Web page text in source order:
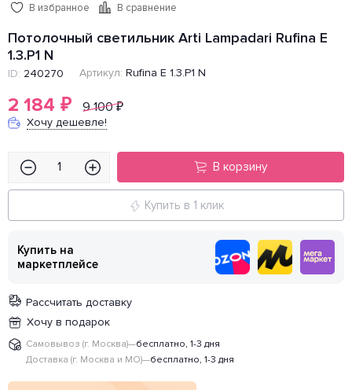
В избранное В сравнение
Потолочный светильник Arti Lampadari Rufina E
1.3.P1 N
ID: 240270 Артикул: Rufina E 1.3.P1 N
2 184 ₽ 9 100₽
Хочу дешевле!
В корзину
Купить в 1 клик
Купить на
маркетплейсе
Рассчитать доставку
Хочу в подарок
Самовывоз (г. Москва)—бесплатно, 1-3 дня
Доставка (г. Москва и МО)—бесплатно, 1-3 дня